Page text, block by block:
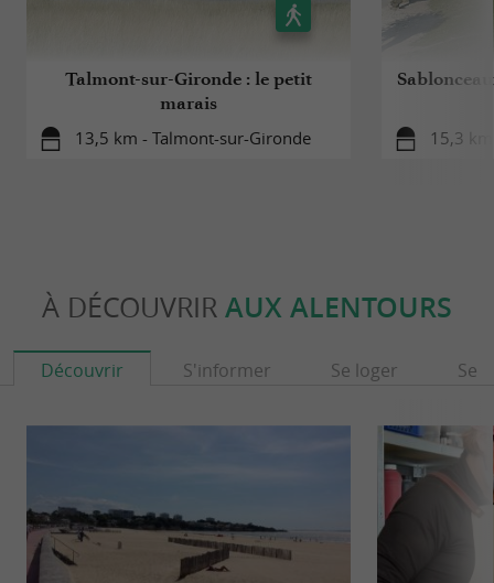
Talmont-sur-Gironde : le petit
marais
13,5 km - Talmont-sur-Gironde 15,3
À DÉCOUVRIR AUX ALENTOURS
Découvrir S'informer Se loger Se